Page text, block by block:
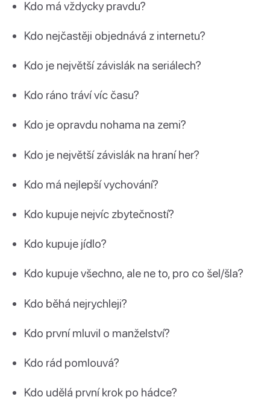
Kdo má vždycky pravdu?
Kdo nejčastěji objednává z internetu?
Kdo je největší závislák na seriálech?
Kdo ráno tráví víc času?
Kdo je opravdu nohama na zemi?
Kdo je největší závislák na hraní her?
Kdo má nejlepší vychování?
Kdo kupuje nejvíc zbytečností?
Kdo kupuje jídlo?
Kdo kupuje všechno, ale ne to, pro co šel/šla?
Kdo běhá nejrychleji?
Kdo první mluvil o manželství?
Kdo rád pomlouvá?
Kdo udělá první krok po hádce?